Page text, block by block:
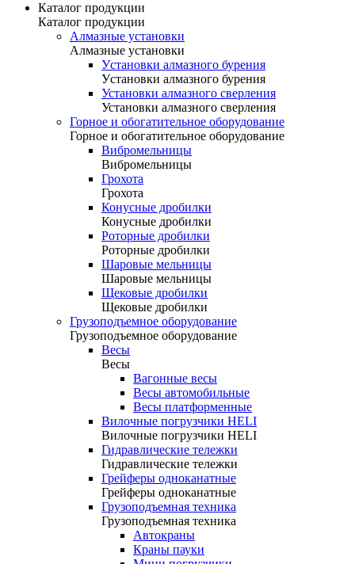
Каталог продукции
Каталог продукции
Алмазные установки
Алмазные установки
Уcтановки алмазного бурения
Уcтановки алмазного бурения
Установки алмазного сверления
Установки алмазного сверления
Горное и обогатительное оборудование
Горное и обогатительное оборудование
Вибромельницы
Вибромельницы
Грохота
Грохота
Конусные дробилки
Конусные дробилки
Роторные дробилки
Роторные дробилки
Шаровые мельницы
Шаровые мельницы
Щековые дробилки
Щековые дробилки
Грузоподъемное оборудование
Грузоподъемное оборудование
Весы
Весы
Вагонные весы
Весы автомобильные
Весы платформенные
Вилочные погрузчики HELI
Вилочные погрузчики HELI
Гидравлические тележки
Гидравлические тележки
Грейферы одноканатные
Грейферы одноканатные
Грузоподъемная техника
Грузоподъемная техника
Автокраны
Краны пауки